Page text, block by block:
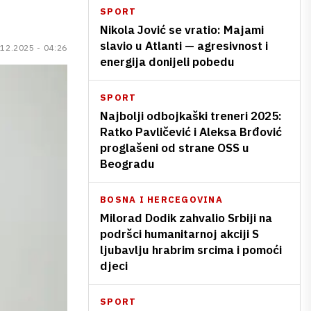
- 04:26
SPORT
Nikola Jović se vratio: Majami
slavio u Atlanti — agresivnost i
energija donijeli pobedu
SPORT
Najbolji odbojkaški treneri 2025:
Ratko Pavličević i Aleksa Brđović
proglašeni od strane OSS u
Beogradu
BOSNA I HERCEGOVINA
Milorad Dodik zahvalio Srbiji na
podršci humanitarnoj akciji S
ljubavlju hrabrim srcima i pomoći
djeci
SPORT